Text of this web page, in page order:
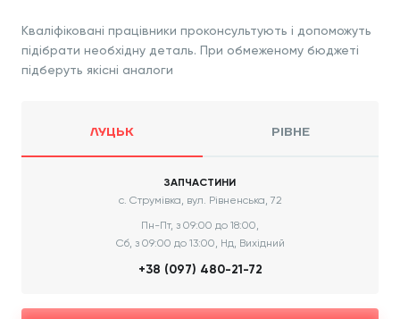
Кваліфіковані працівники проконсультують і допоможуть
підібрати необхідну деталь. При обмеженому бюджеті
підберуть якісні аналоги
ЛУЦЬК РІВНЕ
ЗАПЧАСТИНИ
с. Струмівка, вул. Рівненська, 72
Пн-Пт, з 09:00 до 18:00,
Сб, з 09:00 до 13:00, Нд, Вихідний
+38 (097) 480-21-72